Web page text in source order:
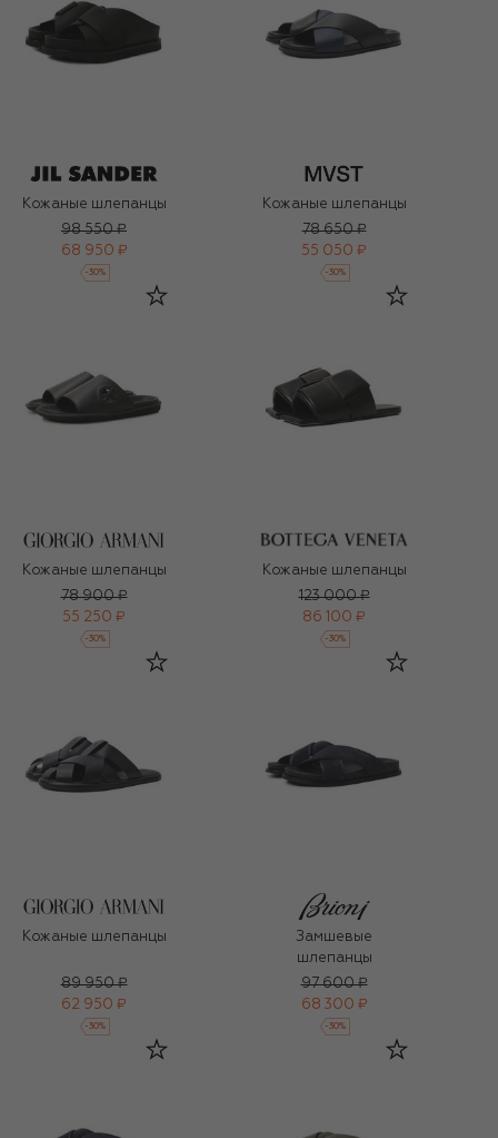
Кожаные шлепанцы
98 550 ₽
68 950 ₽
-30%
Кожаные шлепанцы
78 650 ₽
55 050 ₽
-30%
Кожаные шлепанцы
78 900 ₽
55 250 ₽
-30%
Кожаные шлепанцы
123 000 ₽
86 100 ₽
-30%
Кожаные шлепанцы
89 950 ₽
62 950 ₽
-30%
Замшевые
шлепанцы
97 600 ₽
68 300 ₽
-30%